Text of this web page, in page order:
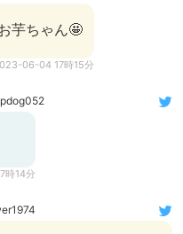
芋ちゃん🤩
06-04 17時15分
時14分